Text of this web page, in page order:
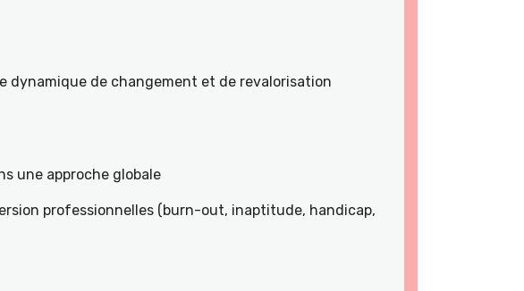
dynamique de changement et de revalorisation
une approche globale
professionnelles (burn-out, inaptitude, handicap,